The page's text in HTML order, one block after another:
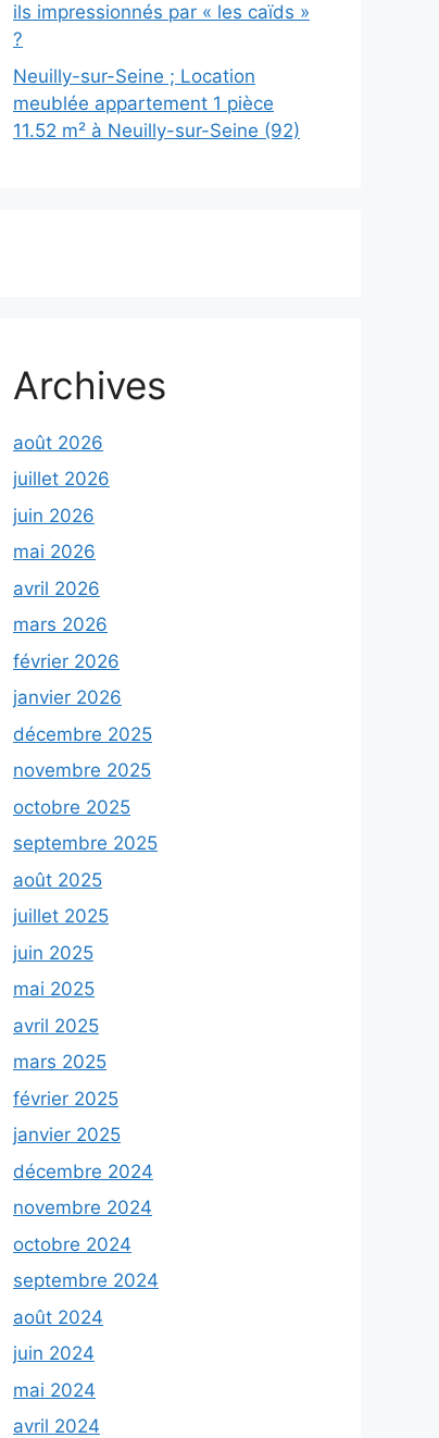
ils impressionnés par « les caïds »
?
Neuilly-sur-Seine ; Location
meublée appartement 1 pièce
11.52 m² à Neuilly-sur-Seine (92)
Archives
août 2026
juillet 2026
juin 2026
mai 2026
avril 2026
mars 2026
février 2026
janvier 2026
décembre 2025
novembre 2025
octobre 2025
septembre 2025
août 2025
juillet 2025
juin 2025
mai 2025
avril 2025
mars 2025
février 2025
janvier 2025
décembre 2024
novembre 2024
octobre 2024
septembre 2024
août 2024
juin 2024
mai 2024
avril 2024